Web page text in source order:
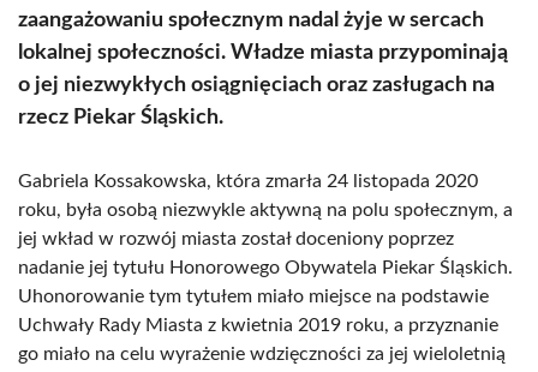
zaangażowaniu społecznym nadal żyje w sercach
lokalnej społeczności. Władze miasta przypominają
o jej niezwykłych osiągnięciach oraz zasługach na
rzecz Piekar Śląskich.
Gabriela Kossakowska, która zmarła 24 listopada 2020
roku, była osobą niezwykle aktywną na polu społecznym, a
jej wkład w rozwój miasta został doceniony poprzez
nadanie jej tytułu Honorowego Obywatela Piekar Śląskich.
Uhonorowanie tym tytułem miało miejsce na podstawie
Uchwały Rady Miasta z kwietnia 2019 roku, a przyznanie
go miało na celu wyrażenie wdzięczności za jej wieloletnią